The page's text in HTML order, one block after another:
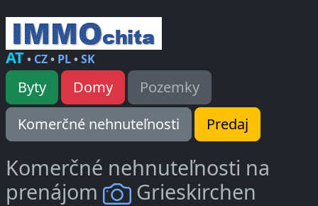
AT• CZ• PL•SK
Byty Domy
Pozemky
Komerčné nehnuteľnosti
Predaj
Komerčné nehnuteľnosti na
prenájom
Grieskirchen